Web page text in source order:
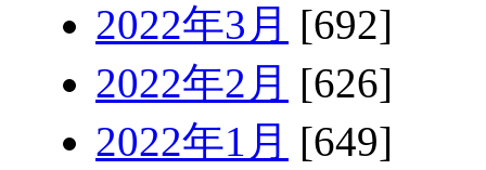
2022年3月 [692]
2022年2月 [626]
2022年1月 [649]